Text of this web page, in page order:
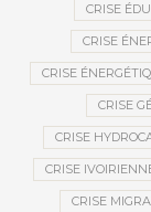
CRISE
CRISE
CRISE
CRISE
CRISE
CRISE
CRISE